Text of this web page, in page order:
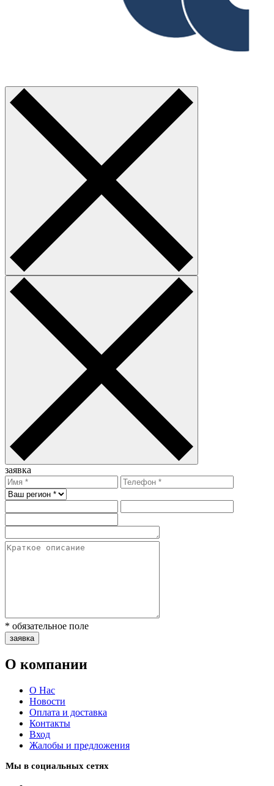
заявка
* обязательное поле
заявка
О компании
О Нас
Новости
Оплата и доставка
Контакты
Вход
Жалобы и предложения
Мы в социальных сетях